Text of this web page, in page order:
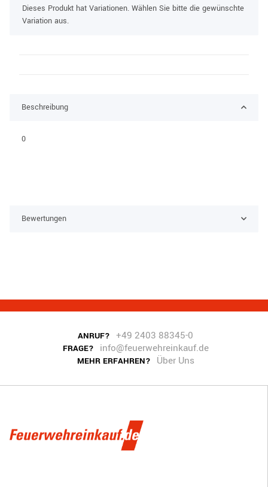
xDieses Produkt hat Variationen. Wählen Sie bitte die gewünschte
Variation aus.
Beschreibung
0
Bewertungen
ANRUF? +49 2403 88345-0
FRAGE? info@feuerwehreinkauf.de
MEHR ERFAHREN? Über Uns